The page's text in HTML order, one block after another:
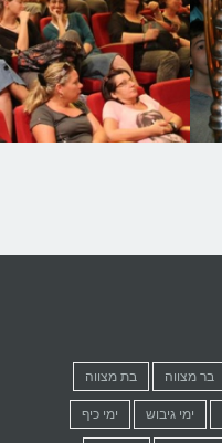
בר מצווה בת מצווה
ימי גיבוש ימי כיף